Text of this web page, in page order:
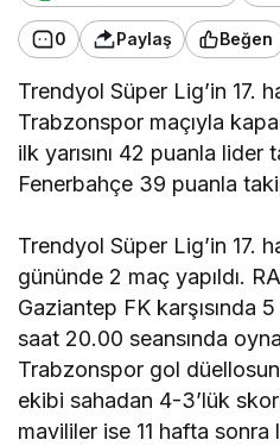
0 Paylaş Beğen
Trendyol Süper Lig’in 17.
Trabzonspor maçıyla
ilk yarısını 42 puanla lider
Fenerbahçe 39 puanla
Trendyol Süper Lig’in 17.
gününde 2 maç yapıldı.
Gaziantep FK karşısında
saat 20.00 seansında
Trabzonspor gol
ekibi sahadan 4-3’lük
mavililer ise 11 hafta